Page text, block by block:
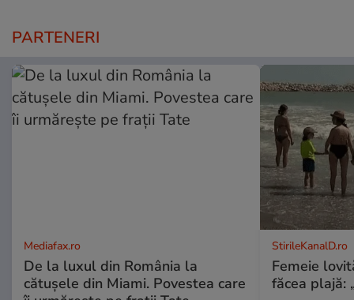
PARTENERI
Mediafax.ro
De la luxul din România la
cătușele din Miami. Povestea care
StirileKanalD.ro
Femeie
făcea plajă: